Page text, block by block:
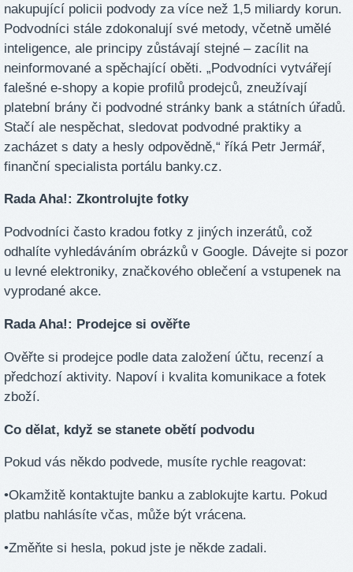
nakupující policii podvody za více než 1,5 miliardy korun.
Podvodníci stále zdokonalují své metody, včetně umělé
inteligence, ale principy zůstávají stejné – zacílit na
neinformované a spěchající oběti. „Podvodníci vytvářejí
falešné e-shopy a kopie profilů prodejců, zneužívají
platební brány či podvodné stránky bank a státních úřadů.
Stačí ale nespěchat, sledovat podvodné praktiky a
zacházet s daty a hesly odpovědně,“ říká Petr Jermář,
finanční specialista portálu banky.cz.
Rada Aha!: Zkontrolujte fotky
Podvodníci často kradou fotky z jiných inzerátů, což
odhalíte vyhledáváním obrázků v Google. Dávejte si pozor
u levné elektroniky, značkového oblečení a vstupenek na
vyprodané akce.
Rada Aha!: Prodejce si ověřte
Ověřte si prodejce podle data založení účtu, recenzí a
předchozí aktivity. Napoví i kvalita komunikace a fotek
zboží.
Co dělat, když se stanete obětí podvodu
Pokud vás někdo podvede, musíte rychle reagovat:
•Okamžitě kontaktujte banku a zablokujte kartu. Pokud
platbu nahlásíte včas, může být vrácena.
•Změňte si hesla, pokud jste je někde zadali.